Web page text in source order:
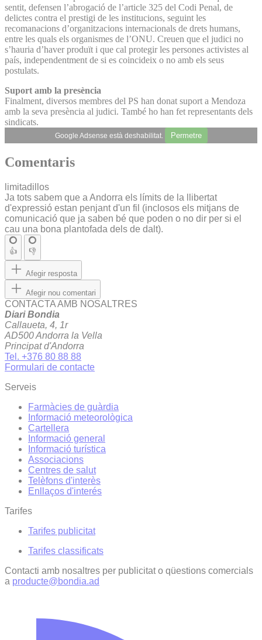
sentit, defensen l’abrogació de l’article 325 del Codi Penal, de
delictes contra el prestigi de les institucions, seguint les
recomanacions d’organitzacions internacionals de drets humans,
entre les quals els organismes de l’ONU. Creuen que el judici no
s’hauria d’haver produït i que cal protegir les persones activistes al
país, independentment de si es coincideix o no amb els seus
postulats.
Suport amb la presència
Finalment, diversos membres del PS han donat suport a Mendoza
amb la seva presència al judici. També ho han fet representants dels
sindicats.
Google Adsense està deshabilitat. Permetre
Comentaris
limitadillos
Ja tots sabem que a Andorra els límits de la llibertat
d'expressió estan penjant d'un fil (inclosos els mitjans de
comunicació que ja saben bé que poden o no dir per si el
cau una bona plantofada dels de dalt).
👍 👎
Afegir resposta
Afegir nou comentari
CONTACTA AMB NOSALTRES
Diari Bondia
Callaueta, 4, 1r
AD500 Andorra la Vella
Principat d'Andorra
Tel. +376 80 88 88
Formulari de contacte
Serveis
Farmàcies de guàrdia
Informació meteorològica
Cartellera
Informació general
Informació turística
Associacions
Centres de salut
Telèfons d'interès
Enllaços d'interés
Tarifes
Tarifes publicitat
Tarifes classificats
Contacti amb nosaltres per publicitat o qüestions comercials
a producte@bondia.ad